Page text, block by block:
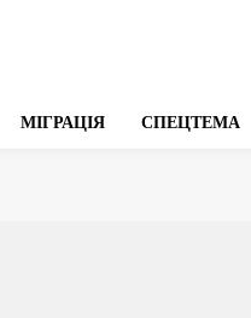
МІГРАЦІЯ СПЕЦТЕМА